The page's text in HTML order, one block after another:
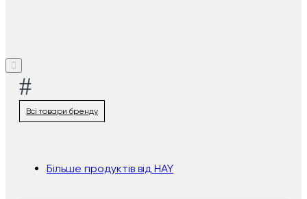
#
Всі товари бренду
Більше продуктів від HAY